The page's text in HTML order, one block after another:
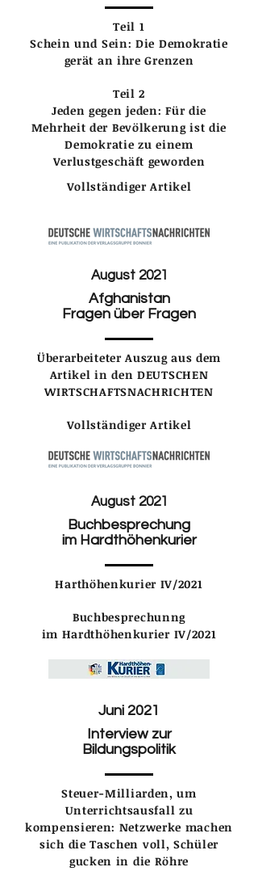
Teil 1
Schein und Sein: Die Demokratie
gerät an ihre Grenzen
Teil 2
Jeden gegen jeden: Für die
Mehrheit der Bevölkerung ist die
Demokratie zu einem
Verlustgeschäft geworden
Vollständiger Artikel
August 2021
Afghanistan
Fragen über Fragen
Überarbeiteter Auszug aus dem
Artikel in den DEUTSCHEN
WIRTSCHAFTSNACHRICHTEN
Vollständiger Artikel
August 2021
Buchbesprechung
im Hardthöhenkurier
Harthöhenkurier IV/2021
Buchbesprechunng
im Hardthöhenkurier IV/2021
Juni 2021
Interview zur
Bildungspolitik
Steuer-Milliarden, um
Unterrichtsausfall zu
kompensieren: Netzwerke machen
sich die Taschen voll, Schüler
gucken in die Röhre